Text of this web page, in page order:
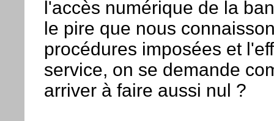
l'accès numérique de la
le pire que nous
procédures imposées et
service, on se demande
arriver à faire aussi nul ?